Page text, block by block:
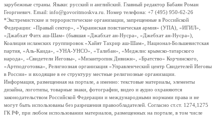
зарубежные страны. Языки: русский и английский. Главный редактор Бабаян Роман
Георгиевич. Email: info@govoritmoskva.ru. Номер телефона: +7 (495) 950-62-26
*Экстремистские и террористические организации, запрещенные в Российской
Федерации: «Правый сектор», «Украинская повстанческая армия» (УПА), «ИГИЛ»,
«Джабхат Фатх аш-Шам» (бывшая «Джабхат ан-Нусра», «Джебхат ан-Нусра»),
Коалиция исламских группировок «Хайят Тахрир аш-Шам», Национал-Большевистская
партия, «Аль-Каида», «УНА-УНСО», «Талибан», «Меджлис крымско-татарского
народа», «Свидетели Иеговы», «Мизантропик Дивижн», «Братство» Корчинского,
«Артподготовка», Религиозная организация «Управленческий центр Свидетелей Иеговы
в России» и входящие в ее структуру местные религиозные организации.
Информация, размещенная на портале, а именно: текстовые материалы, элементы
дизайна, логотипы, товарные знаки, фотографии, видео и аудио охраняются
законодательством Российской Федерации и международными нормами права и не
могут быть использованы без разрешения правообладателей. Согласно ст.ст. 1274,1275
ГК РФ, при любом использовании материалов, размещенных на портале, в том числе